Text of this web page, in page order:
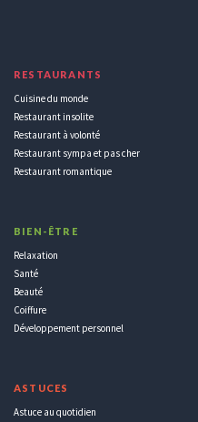
RESTAURANTS
Cuisine du monde
Restaurant insolite
Restaurant à volonté
Restaurant sympa et pas cher
Restaurant romantique
BIEN-ÊTRE
Relaxation
Santé
Beauté
Coiffure
Développement personnel
ASTUCES
Astuce au quotidien